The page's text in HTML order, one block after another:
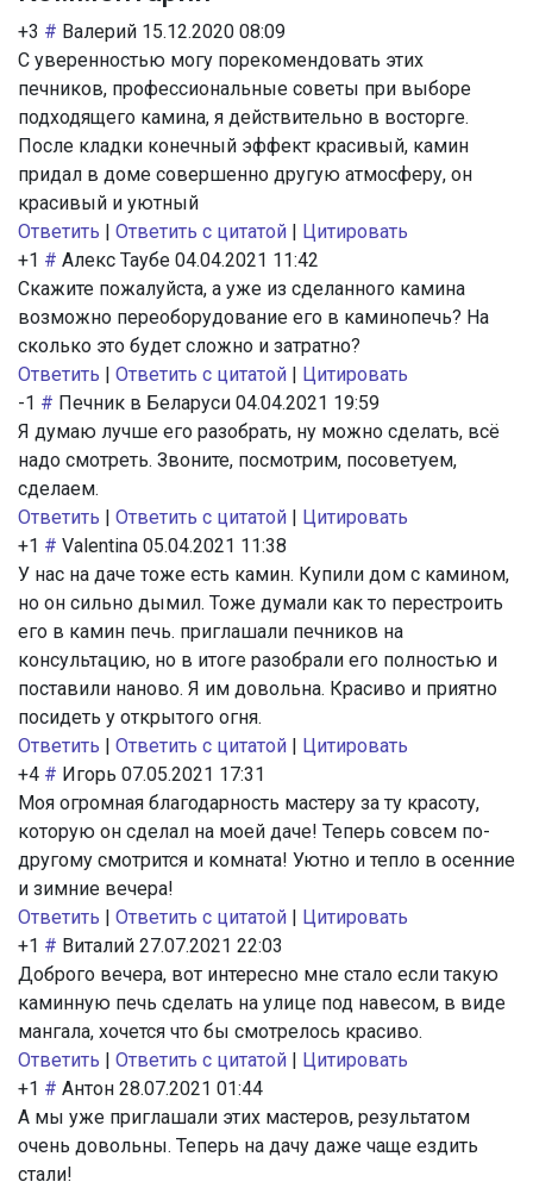
+3 # Валерий 15.12.2020 08:09
С уверенностью могу порекомендовать этих
печников, профессиональные советы при выборе
подходящего камина, я действительно в восторге.
После кладки конечный эффект красивый, камин
придал в доме совершенно другую атмосферу, он
красивый и уютный
Ответить
Ответить с цитатой
Цитировать
+1 # Алекс Таубе 04.04.2021 11:42
Скажите пожалуйста, а уже из сделанного камина
возможно переоборудование его в каминопечь? На
сколько это будет сложно и затратно?
Ответить
Ответить с цитатой
Цитировать
-1 # Печник в Беларуси 04.04.2021 19:59
Я думаю лучше его разобрать, ну можно сделать, всё
надо смотреть. Звоните, посмотрим, посоветуем,
сделаем.
Ответить
Ответить с цитатой
Цитировать
+1 # Valentina 05.04.2021 11:38
У нас на даче тоже есть камин. Купили дом с камином,
но он сильно дымил. Тоже думали как то перестроить
его в камин печь. приглашали печников на
консультацию, но в итоге разобрали его полностью и
поставили наново. Я им довольна. Красиво и приятно
посидеть у открытого огня.
Ответить
Ответить с цитатой
Цитировать
+4 # Игорь 07.05.2021 17:31
Моя огромная благодарность мастеру за ту красоту,
которую он сделал на моей даче! Теперь совсем по-
другому смотрится и комната! Уютно и тепло в осенние
и зимние вечера!
Ответить
Ответить с цитатой
Цитировать
+1 # Виталий 27.07.2021 22:03
Доброго вечера, вот интересно мне стало если такую
каминную печь сделать на улице под навесом, в виде
мангала, хочется что бы смотрелось красиво.
Ответить
Ответить с цитатой
Цитировать
+1 # Антон 28.07.2021 01:44
А мы уже приглашали этих мастеров, результатом
очень довольны. Теперь на дачу даже чаще ездить
стали!